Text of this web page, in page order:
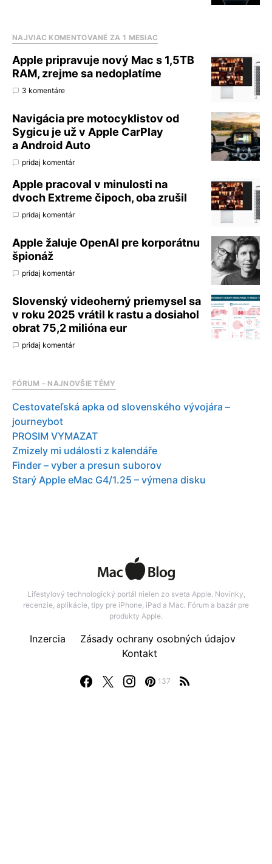
NAJVIAC KOMENTOVANÉ ZA 1 MESIAC
Apple pripravuje nový Mac s 1,5TB
RAM, zrejme sa nedoplatíme
3 komentáre
Navigácia pre motocyklistov od
Sygicu je už v Apple CarPlay
a Android Auto
pridaj komentár
Apple pracoval v minulosti na
dvoch Extreme čipoch, oba zrušil
pridaj komentár
Apple žaluje OpenAI pre korporátnu
špionáž
pridaj komentár
Slovenský videoherný priemysel sa
v roku 2025 vrátil k rastu a dosiahol
obrat 75,2 milióna eur
pridaj komentár
FÓRUM – NAJNOVŠIE TÉMY
Cestovateľská apka od slovenského vývojára –
journeybot
PROSIM VYMAZAT
Zmizely mi události z kalendáře
Finder – vyber a presun suborov
Starý Apple eMac G4/1.25 – výmena disku
Lifestylový technologický portál nielen zo sveta Apple. Novinky,
recenzie, aplikácie, tipy pre iPhone, iPad a Mac. Fórum a bazár pre
produkty Apple.
137
Inzercia
Zásady ochrany osobných údajov
Kontakt